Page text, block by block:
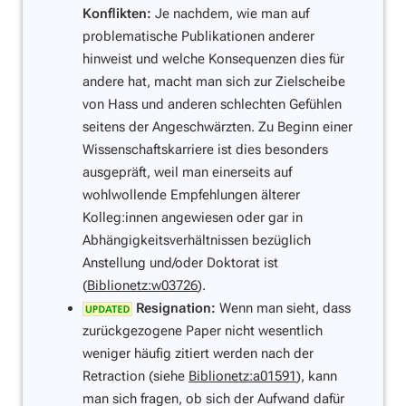
Konflikten: Je nachdem, wie man auf
problematische Publikationen anderer
hinweist und welche Konsequenzen dies für
andere hat, macht man sich zur Zielscheibe
von Hass und anderen schlechten Gefühlen
seitens der Angeschwärzten. Zu Beginn einer
Wissenschaftskarriere ist dies besonders
ausgepräft, weil man einerseits auf
wohlwollende Empfehlungen älterer
Kolleg:innen angewiesen oder gar in
Abhängigkeitsverhältnissen bezüglich
Anstellung und/oder Doktorat ist
(Biblionetz:w03726).
Resignation: Wenn man sieht, dass
zurückgezogene Paper nicht wesentlich
weniger häufig zitiert werden nach der
Retraction (siehe Biblionetz:a01591), kann
man sich fragen, ob sich der Aufwand dafür